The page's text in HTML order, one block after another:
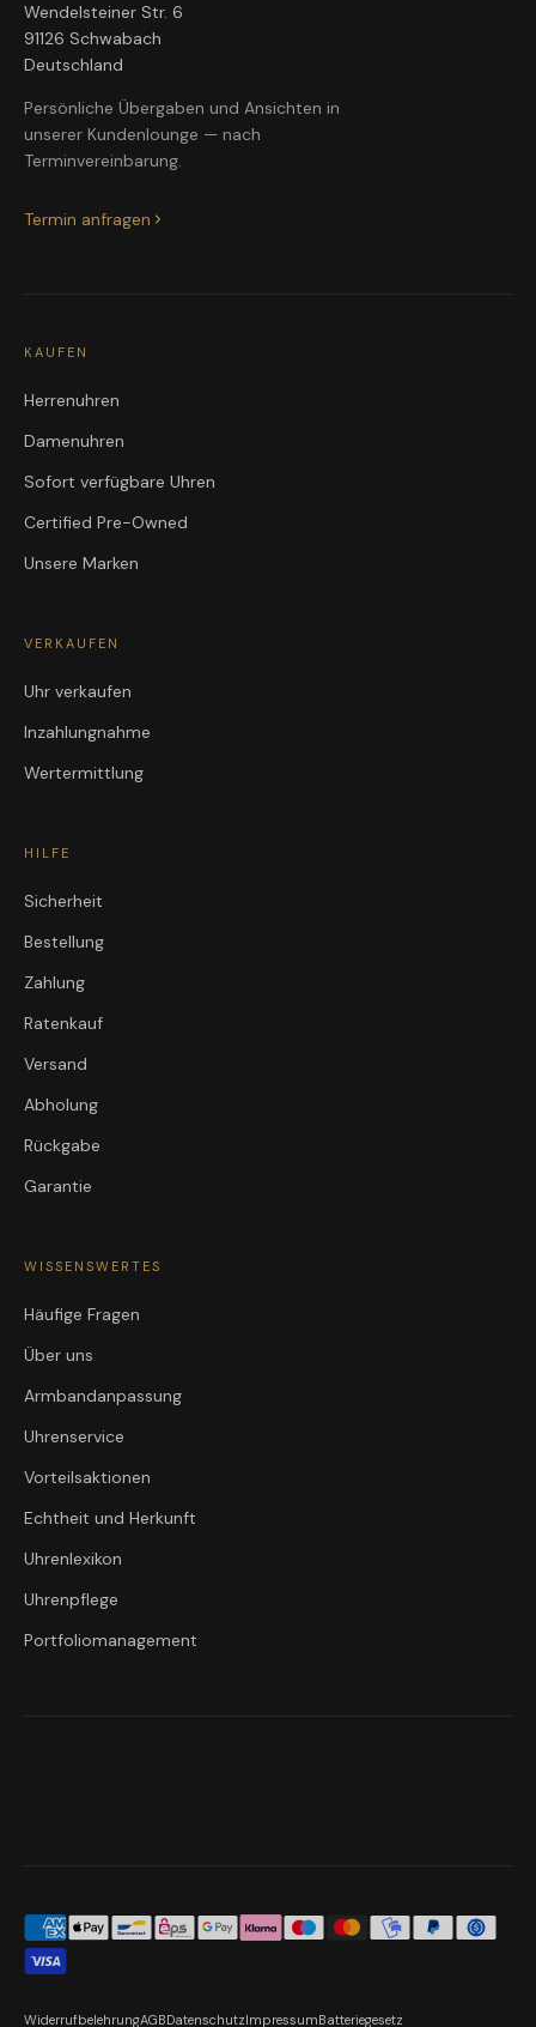
Wendelsteiner Str. 6
91126 Schwabach
Deutschland
Persönliche Übergaben und Ansichten in
unserer Kundenlounge — nach
Terminvereinbarung.
Termin anfragen
KAUFEN
Herrenuhren
Damenuhren
Sofort verfügbare Uhren
Certified Pre-Owned
Unsere Marken
VERKAUFEN
Uhr verkaufen
Inzahlungnahme
Wertermittlung
HILFE
Sicherheit
Bestellung
Zahlung
Ratenkauf
Versand
Abholung
Rückgabe
Garantie
WISSENSWERTES
Häufige Fragen
Über uns
Armbandanpassung
Uhrenservice
Vorteilsaktionen
Echtheit und Herkunft
Uhrenlexikon
Uhrenpflege
Portfoliomanagement
WiderrufbelehrungAGBDatenschutzImpressumBatteriegesetz